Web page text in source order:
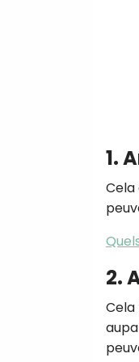
1.
Cela
2.